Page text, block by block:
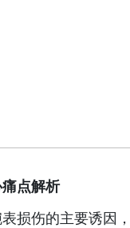
点解析
伤的主要诱因